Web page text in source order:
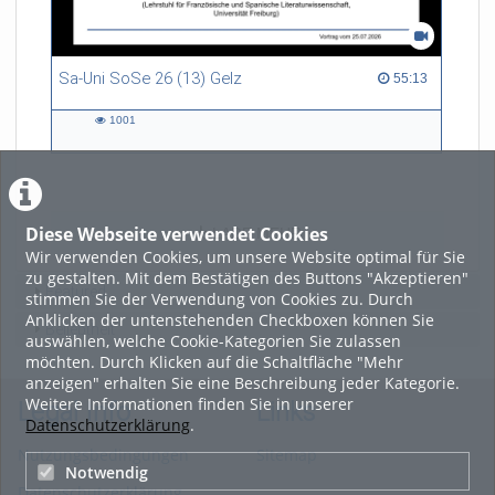
Diese Webseite verwendet Cookies
Wir verwenden Cookies, um unsere Website optimal für Sie
zu gestalten. Mit dem Bestätigen des Buttons "Akzeptieren"
stimmen Sie der Verwendung von Cookies zu. Durch
Anklicken der untenstehenden Checkboxen können Sie
auswählen, welche Cookie-Kategorien Sie zulassen
möchten. Durch Klicken auf die Schaltfläche "Mehr
anzeigen" erhalten Sie eine Beschreibung jeder Kategorie.
Weitere Informationen finden Sie in unserer
Datenschutzerklärung.
Notwendig
Sa-Uni SoSe 26 (13) Gelz 55:13
55:13 duration
1001
LADE MEHR
Featured
Beliebtheit
Legal Info
Nutzungsbedingungen
Links
Sitemap